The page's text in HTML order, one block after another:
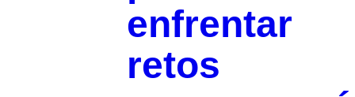
enfrentar
retos